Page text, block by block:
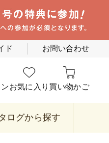
ド お問い合わせ
お気に入り 買い物かご
ログから探す